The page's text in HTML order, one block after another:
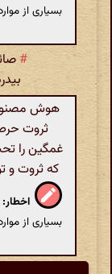
بسیاری از
#
هوش
ثروت
غمگین را
که ثروت و
اخطار:
بسیاری از